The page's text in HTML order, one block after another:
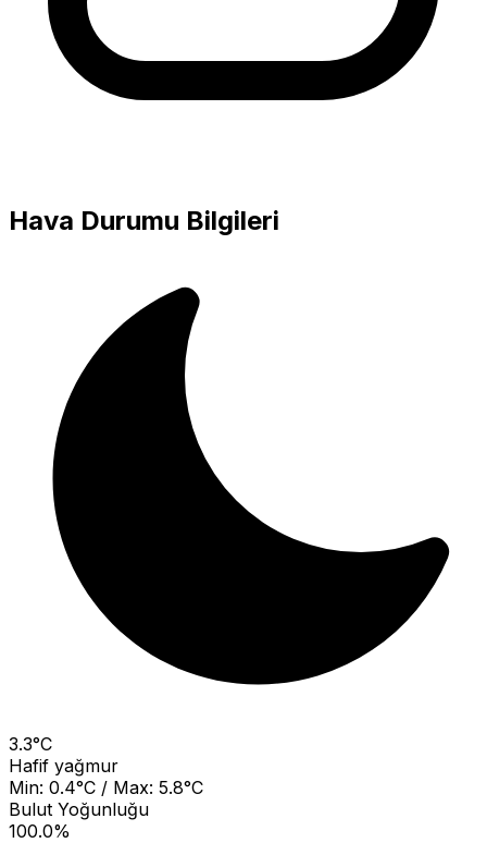
Hava Durumu Bilgileri
3.3°C
Hafif yağmur
Min: 0.4°C / Max: 5.8°C
Bulut Yoğunluğu
100.0%